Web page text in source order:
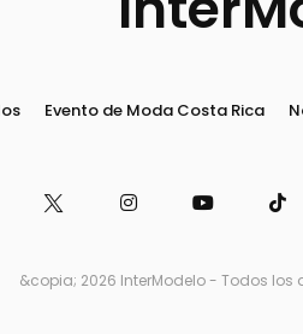
Evento de Moda Costa Rica
&copia; 2026 InterModelo - Todos los